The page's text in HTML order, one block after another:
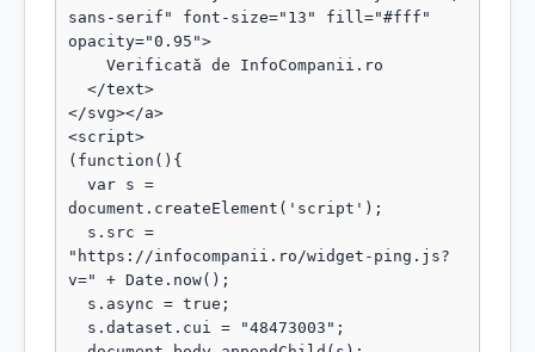
sans-serif" font-size="13" fill="#fff"
opacity="0.95">
</svg></a>
<script>
(function(){
document.createElement('script');
"https://infocompanii.ro/widget-ping.js?
v=" + Date.now();